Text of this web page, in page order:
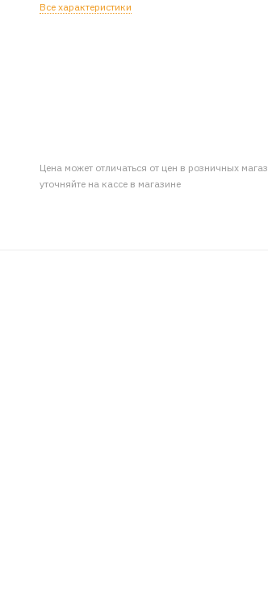
Все характеристики
Цена может отличаться от цен в розничных
уточняйте на кассе в магазине